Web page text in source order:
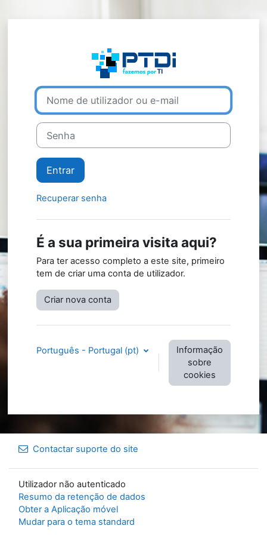
Entrar em
Ir para criar nova conta
Nome de utilizador ou e-mail
Senha
Entrar
Recuperar senha
É a sua primeira visita aqui?
Para ter acesso completo a este site, primeiro
tem de criar uma conta de utilizador.
Criar nova conta
Português - Portugal ‎(pt)‎
Informação
sobre
cookies
Contactar suporte do site
Utilizador não autenticado
Resumo da retenção de dados
Obter a Aplicação móvel
Mudar para o tema standard